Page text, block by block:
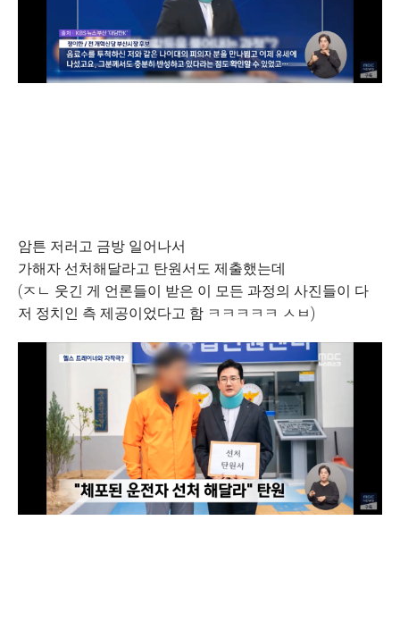
암튼 저러고 금방 일어나서
가해자 선처해달라고 탄원서도 제출했는데
(ㅈㄴ 웃긴 게 언론들이 받은 이 모든 과정의 사진들이 다
저 정치인 측 제공이었다고 함 ㅋㅋㅋㅋㅋ ㅅㅂ)